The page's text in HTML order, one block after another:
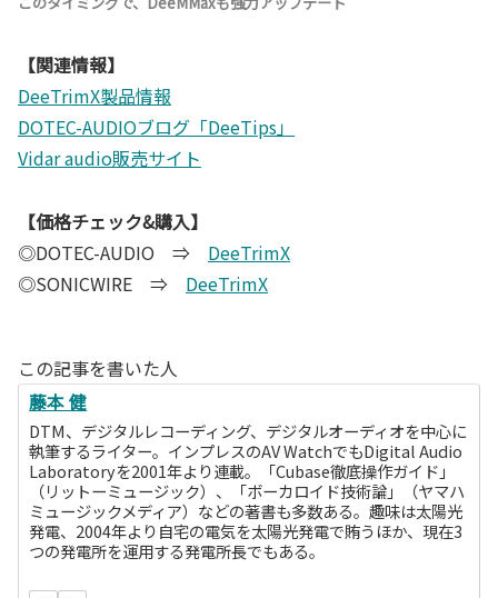
【関連情報】
DeeTrimX製品情報
DOTEC-AUDIOブログ「DeeTips」
Vidar audio販売サイト
【価格チェック&購入】
◎DOTEC-AUDIO ⇒ DeeTrimX
◎SONICWIRE ⇒ DeeTrimX
この記事を書いた人
藤本 健
DTM、デジタルレコーディング、デジタルオーディオを中心に
執筆するライター。インプレスのAV WatchでもDigital Audio
Laboratoryを2001年より連載。「Cubase徹底操作ガイド」
（リットーミュージック）、「ボーカロイド技術論」（ヤマハ
ミュージックメディア）などの著書も多数ある。趣味は太陽光
発電、2004年より自宅の電気を太陽光発電で賄うほか、現在3
つの発電所を運用する発電所長でもある。